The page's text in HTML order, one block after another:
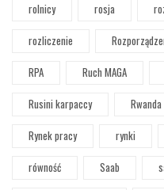
rolnicy
rosja
rozliczenie
RPA
Ruch MAGA
Rusini karpaccy
Rwanda
Rynek pracy
rynki
równość
Saab